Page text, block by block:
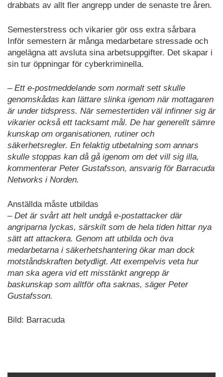
drabbats av allt fler angrepp under de senaste tre åren.
Semesterstress och vikarier gör oss extra sårbara
Inför semestern är många medarbetare stressade och
angelägna att avsluta sina arbetsuppgifter. Det skapar i
sin tur öppningar för cyberkriminella.
– Ett e-postmeddelande som normalt sett skulle
genomskådas kan lättare slinka igenom när mottagaren
är under tidspress. När semestertiden väl infinner sig är
vikarier också ett tacksamt mål. De har generellt sämre
kunskap om organisationen, rutiner och
säkerhetsregler. En felaktig utbetalning som annars
skulle stoppas kan då gå igenom om det vill sig illa,
kommenterar Peter Gustafsson, ansvarig för Barracuda
Networks i Norden.
Anställda måste utbildas
– Det är svårt att helt undgå e-postattacker där
angriparna lyckas, särskilt som de hela tiden hittar nya
sätt att attackera. Genom att utbilda och öva
medarbetarna i säkerhetshantering ökar man dock
motståndskraften betydligt. Att exempelvis veta hur
man ska agera vid ett misstänkt angrepp är
baskunskap som alltför ofta saknas, säger Peter
Gustafsson.
Bild: Barracuda